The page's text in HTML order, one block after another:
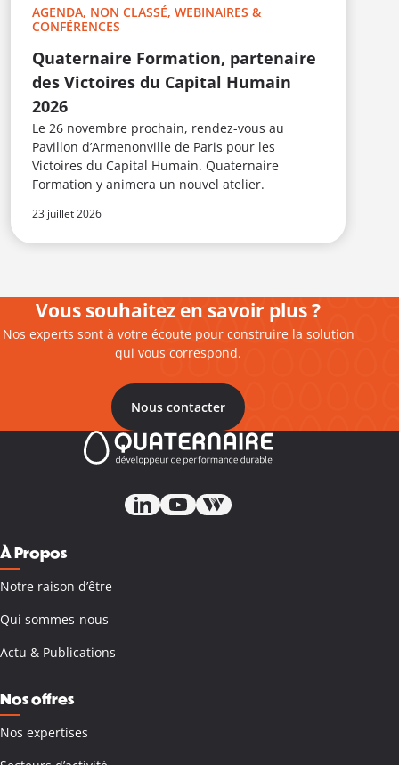
AGENDA, NON CLASSÉ, WEBINAIRES &
CONFÉRENCES
Quaternaire Formation, partenaire
des Victoires du Capital Humain
2026
Le 26 novembre prochain, rendez-vous au
Pavillon d’Armenonville de Paris pour les
Victoires du Capital Humain. Quaternaire
Formation y animera un nouvel atelier.
23 juillet 2026
Vous souhaitez en savoir plus ?
Nos experts sont à votre écoute pour construire la solution
qui vous correspond.
Nous contacter
À Propos
Notre raison d’être
Qui sommes-nous
Actu & Publications
Nos offres
Nos expertises